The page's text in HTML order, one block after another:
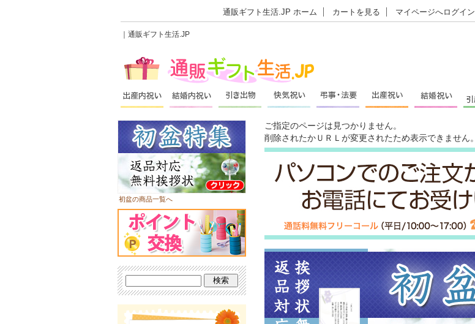
通販ギフト生活.JP ホーム カートを見る マイページへログイン
｜通販ギフト生活.JP
ご指定のページは見つかりません。
削除されたかＵＲＬが変更されたため表示できません。
初盆の商品一覧へ